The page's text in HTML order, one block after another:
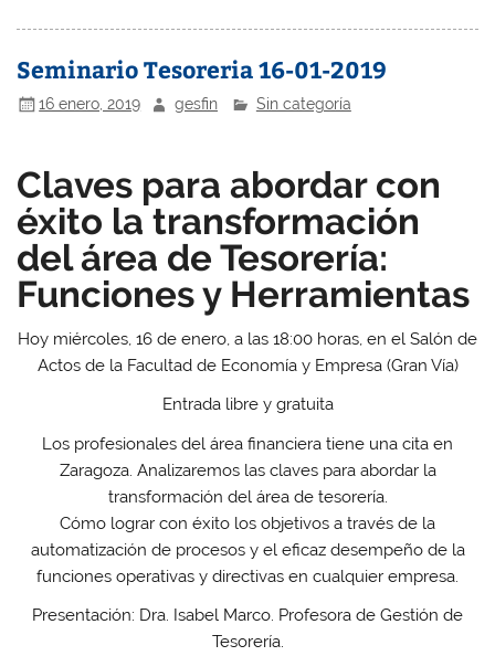
Seminario Tesoreria 16-01-2019
16 enero, 2019 gesfin Sin categoría
Claves para abordar con
éxito la transformación
del área de Tesorería:
Funciones y Herramientas
Hoy miércoles, 16 de enero, a las 18:00 horas, en el Salón de
Actos de la Facultad de Economía y Empresa (Gran Vía)
Entrada libre y gratuita
Los profesionales del área financiera tiene una cita en
Zaragoza. Analizaremos las claves para abordar la
transformación del área de tesorería.
Cómo lograr con éxito los objetivos a través de la
automatización de procesos y el eficaz desempeño de la
funciones operativas y directivas en cualquier empresa.
Presentación: Dra. Isabel Marco. Profesora de Gestión de
Tesorería.